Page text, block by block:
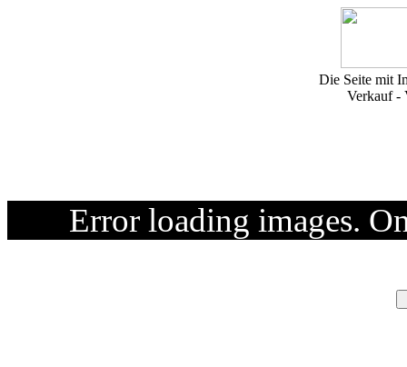
Die Seite mit
Verkauf -
Error loading images.